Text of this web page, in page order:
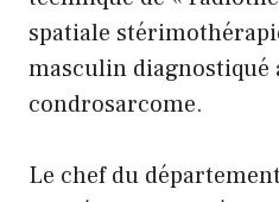
spatiale
masculin diagnostiqué
condrosarcome.
Le chef du